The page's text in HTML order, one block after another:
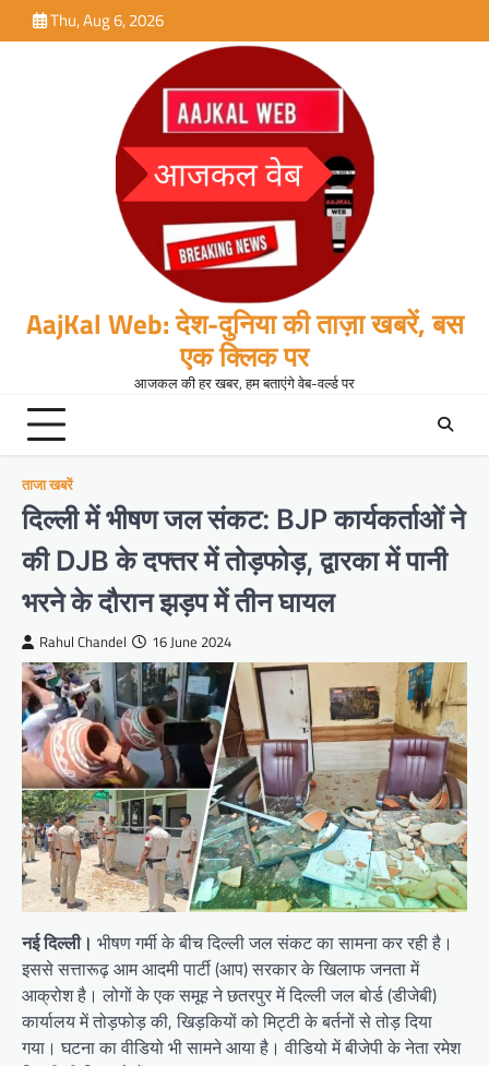
to
Thu, Aug 6, 2026
AajKal Web: देश-दुनिया की ताज़ा खबरें, बस
एक क्लिक पर
आजकल की हर खबर, हम बताएंगे वेब-वर्ल्ड पर
ताजा खबरें
दिल्ली में भीषण जल संकट: BJP कार्यकर्ताओं ने
की DJB के दफ्तर में तोड़फोड़, द्वारका में पानी
भरने के दौरान झड़प में तीन घायल
Rahul Chandel 16 June 2024
नई दिल्ली। भीषण गर्मी के बीच दिल्ली जल संकट का सामना कर रही है।
इससे सत्तारूढ़ आम आदमी पार्टी (आप) सरकार के खिलाफ जनता में
आक्रोश है। लोगों के एक समूह ने छतरपुर में दिल्ली जल बोर्ड (डीजेबी)
कार्यालय में तोड़फोड़ की, खिड़कियों को मिट्टी के बर्तनों से तोड़ दिया
गया। घटना का वीडियो भी सामने आया है। वीडियो में बीजेपी के नेता रमेश